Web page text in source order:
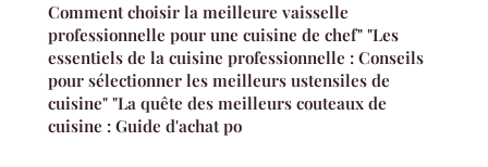
Comment choisir la meilleure vaisselle
professionnelle pour une cuisine de chef" "Les
essentiels de la cuisine professionnelle : Conseils
pour sélectionner les meilleurs ustensiles de
cuisine" "La quête des meilleurs couteaux de
cuisine : Guide d'achat po